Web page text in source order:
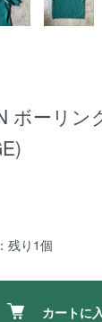
ボーリン
残り1個
カートに